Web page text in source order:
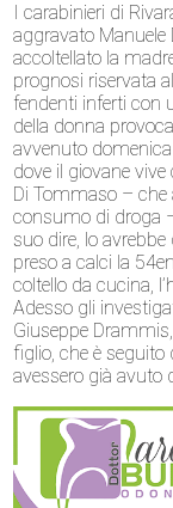
I carabinieri di
aggravato
accoltellato la
prognosi riservata
fendenti inferti con
della donna
avvenuto
dove il giovane
Di Tommaso – che
consumo di droga
suo dire, lo
preso a calci la
coltello da cucina,
Adesso gli
Giuseppe
figlio, che è seguito
avessero già avuto